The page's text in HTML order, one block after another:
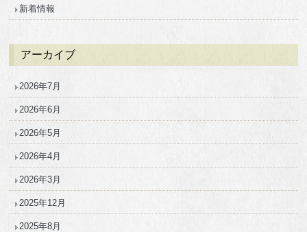
新着情報
アーカイブ
2026年7月
2026年6月
2026年5月
2026年4月
2026年3月
2025年12月
2025年8月